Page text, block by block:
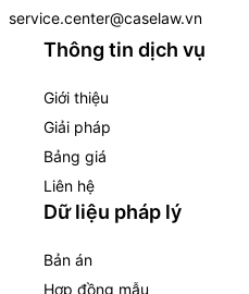
service.center@caselaw.vn
Thông tin dịch vụ
Giới thiệu
Giải pháp
Bảng giá
Liên hệ
Dữ liệu pháp lý
Bản án
Hợp đồng mẫu